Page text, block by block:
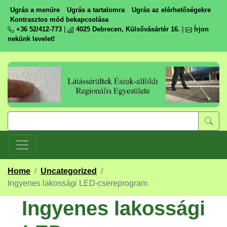
Ugrás a menüre Ugrás a tartalomra
Ugrás az elérhetőségekre
Kontrasztos mód bekapcsolása
+36 52/412-773
4025 Debrecen, Külsővásártér 16.
Írjon
nekünk levelet!
Home / Uncategorized
/
Ingyenes lakossági LED-csereprogram
Ingyenes lakossági